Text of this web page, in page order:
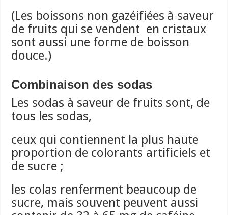
(Les boissons non gazéifiées à saveur
de fruits qui se vendent en cristaux
sont aussi une forme de boisson
douce.)
Combinaison des sodas
Les sodas à saveur de fruits sont, de
tous les sodas,
ceux qui contiennent la plus haute
proportion de colorants artificiels et
de sucre ;
les colas renferment beaucoup de
sucre, mais souvent peuvent aussi